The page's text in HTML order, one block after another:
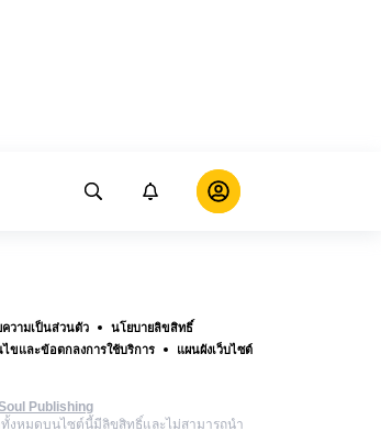
วามเป็นส่วนตัว
นโยบายลิขสิทธิ์
ไขและข้อตกลงการใช้บริการ
แผนผังเว็บไซต์
Publishing
ทั้งหมดบนไซต์นี้มีลิขสิทธิ์และไม่สามารถนำ